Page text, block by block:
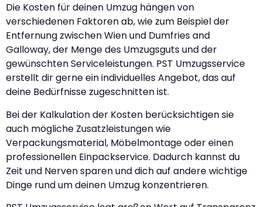
Die Kosten für deinen Umzug hängen von
verschiedenen Faktoren ab, wie zum Beispiel der
Entfernung zwischen Wien und Dumfries and
Galloway, der Menge des Umzugsguts und der
gewünschten Serviceleistungen. PST Umzugsservice
erstellt dir gerne ein individuelles Angebot, das auf
deine Bedürfnisse zugeschnitten ist.
Bei der Kalkulation der Kosten berücksichtigen sie
auch mögliche Zusatzleistungen wie
Verpackungsmaterial, Möbelmontage oder einen
professionellen Einpackservice. Dadurch kannst du
Zeit und Nerven sparen und dich auf andere wichtige
Dinge rund um deinen Umzug konzentrieren.